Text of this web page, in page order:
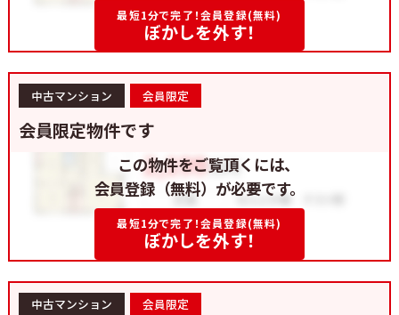
最短1分で完了！会員登録(無料)
ぼかしを外す！
中古マンション 会員限定
会員限定物件です
この物件をご覧頂くには、
会員登録（無料）が必要です。
最短1分で完了！会員登録(無料)
ぼかしを外す！
中古マンション 会員限定